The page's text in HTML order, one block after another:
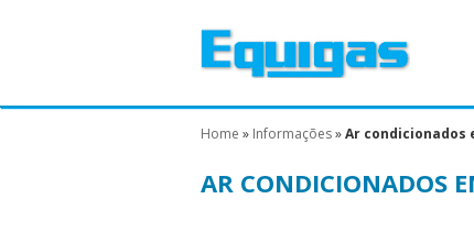
Home » Informações»Ar condicionados
AR CONDICIONADOS